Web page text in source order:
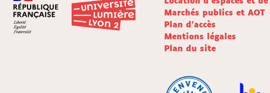
Marchés publics et AOT
Plan d'accès
Mentions légales
Plan du site